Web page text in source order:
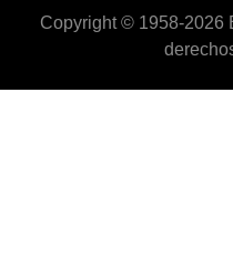
Copyright © 1958-2026